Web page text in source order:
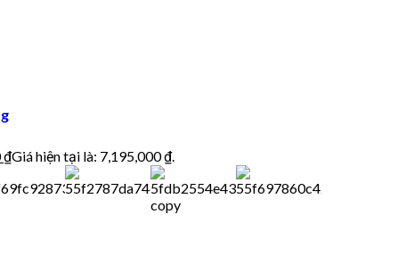
₫Giá hiện tại là: 7,195,000 ₫.